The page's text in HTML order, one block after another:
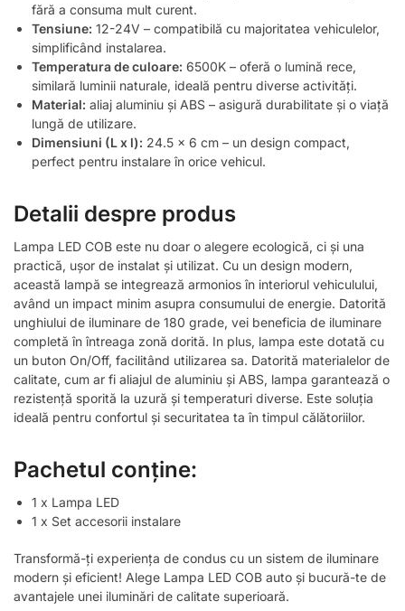
fără a consuma mult curent.
Tensiune: 12-24V – compatibilă cu majoritatea vehiculelor,
simplificând instalarea.
Temperatura de culoare: 6500K – oferă o lumină rece,
similară luminii naturale, ideală pentru diverse activități.
Material: aliaj aluminiu și ABS – asigură durabilitate și o viață
lungă de utilizare.
Dimensiuni (L x l): 24.5 x 6 cm – un design compact,
perfect pentru instalare în orice vehicul.
Detalii despre produs
Lampa LED COB este nu doar o alegere ecologică, ci și una
practică, ușor de instalat și utilizat. Cu un design modern,
această lampă se integrează armonios în interiorul vehiculului,
având un impact minim asupra consumului de energie. Datorită
unghiului de iluminare de 180 grade, vei beneficia de iluminare
completă în întreaga zonă dorită. In plus, lampa este dotată cu
un buton On/Off, facilitând utilizarea sa. Datorită materialelor de
calitate, cum ar fi aliajul de aluminiu și ABS, lampa garantează o
rezistență sporită la uzură și temperaturi diverse. Este soluția
ideală pentru confortul și securitatea ta în timpul călătoriilor.
Pachetul conține:
1 x Lampa LED
1 x Set accesorii instalare
Transformă-ți experiența de condus cu un sistem de iluminare
modern și eficient! Alege Lampa LED COB auto și bucură-te de
avantajele unei iluminări de calitate superioară.